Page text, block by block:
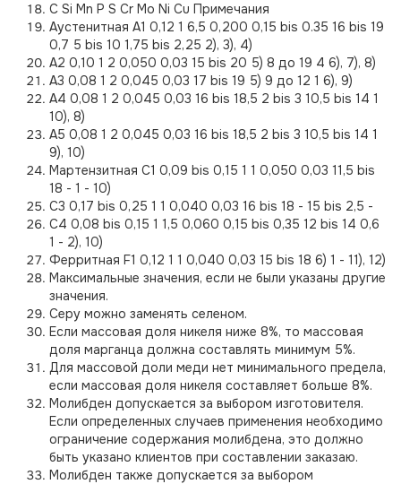
C Si Mn P S Cr Mo Ni Cu Примечания
Аустенитная А1 0,12 1 6,5 0,200 0,15 bis 0.35 16 bis 19
0,7 5 bis 10 1,75 bis 2,25 2), 3), 4)
А2 0,10 1 2 0,050 0,03 15 bis 20 5) 8 до 19 4 6), 7), 8)
А3 0,08 1 2 0,045 0,03 17 bis 19 5) 9 до 12 1 6), 9)
А4 0,08 1 2 0,045 0,03 16 bis 18,5 2 bis 3 10,5 bis 14 1
10), 8)
А5 0,08 1 2 0,045 0,03 16 bis 18,5 2 bis 3 10,5 bis 14 1
9), 10)
Мартензитная C1 0,09 bis 0,15 1 1 0,050 0,03 11,5 bis
18 - 1 - 10)
C3 0,17 bis 0,25 1 1 0,040 0,03 16 bis 18 - 15 bis 2,5 -
C4 0,08 bis 0,15 1 1,5 0,060 0,15 bis 0,35 12 bis 14 0,6
1 - 2), 10)
Ферритная F1 0,12 1 1 0,040 0,03 15 bis 18 6) 1 - 11), 12)
Максимальные значения, если не были указаны другие
значения.
Серу можно заменять селеном.
Если массовая доля никеля ниже 8%, то массовая
доля марганца должна составлять минимум 5%.
Для массовой доли меди нет минимального предела,
если массовая доля никеля составляет больше 8%.
Молибден допускается за выбором изготовителя.
Если определенных случаев применения необходимо
ограничение содержания молибдена, это должно
быть указано клиентов при составлении заказаю.
Молибден также допускается за выбором